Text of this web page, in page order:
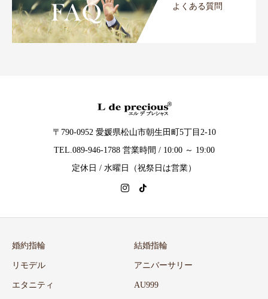
よくある質問
〒790-0952 愛媛県松山市朝生田町5丁目2-10
TEL.089-946-1788 営業時間 / 10:00 ～ 19:00
定休日 / 水曜日（祝祭日は営業）
婚約指輪 結婚指輪
リモデル アニバーサリー
エタニティ AU999